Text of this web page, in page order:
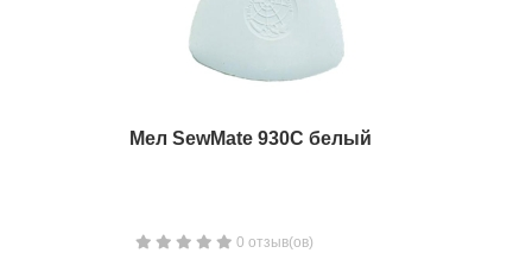
Мел SewMate 930C белый
0 отзыв(ов)